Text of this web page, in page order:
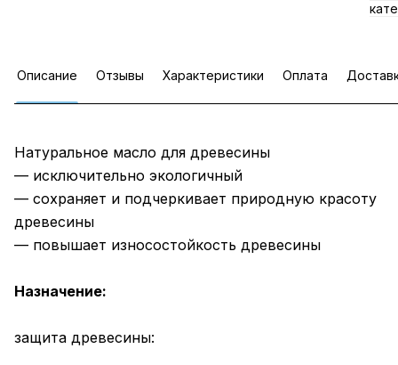
Описание Отзывы Характеристики Оплата
Натуральное масло для древесины
— исключительно экологичный
— сохраняет и подчеркивает природную красоту
древесины
— повышает износостойкость древесины
Назначение:
защита древесины: